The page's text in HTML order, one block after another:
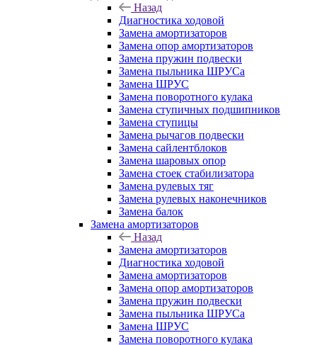
Назад
Диагностика ходовой
Замена амортизаторов
Замена опор амортизаторов
Замена пружин подвески
Замена пыльника ШРУСа
Замена ШРУС
Замена поворотного кулака
Замена ступичных подшипников
Замена ступицы
Замена рычагов подвески
Замена сайлентблоков
Замена шаровых опор
Замена стоек стабилизатора
Замена рулевых тяг
Замена рулевых наконечников
Замена балок
Замена амортизаторов
Назад
Замена амортизаторов
Диагностика ходовой
Замена амортизаторов
Замена опор амортизаторов
Замена пружин подвески
Замена пыльника ШРУСа
Замена ШРУС
Замена поворотного кулака